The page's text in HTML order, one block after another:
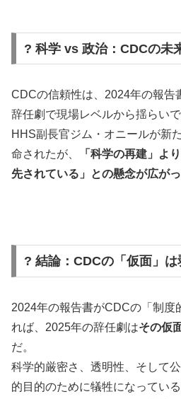
? 科学 vs 政治：CDCの未
CDCの信頼性は、2024年の報告
辞任劇で現場レベルから揺らいで
HHS副長官ジム・オニールが新
命されたが、
「科学の再建」よ
先されている」との懸念が広が
? 結論：CDCの「仮面」は
2024年の報告書がCDCの「制度
れば、2025年の辞任劇はその仮
だ。
科学的厳密さ、透明性、そして
的目的のために犠牲になってい